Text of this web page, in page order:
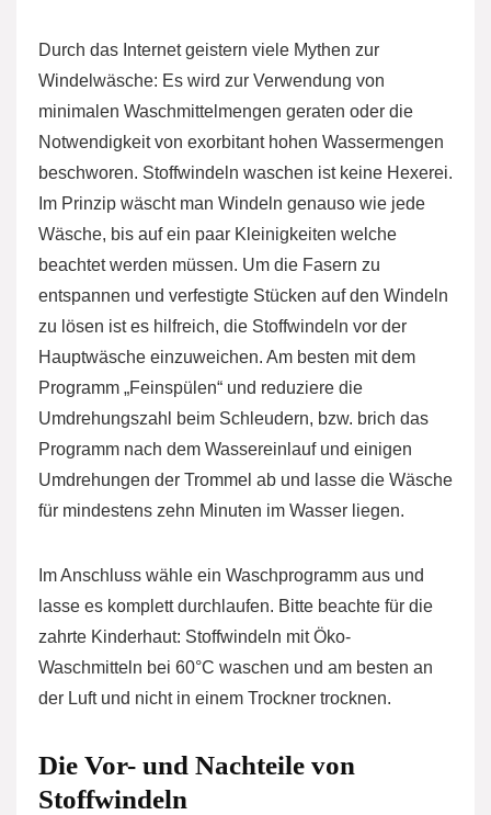
Durch das Internet geistern viele Mythen zur
Windelwäsche: Es wird zur Verwendung von
minimalen Waschmittelmengen geraten oder die
Notwendigkeit von exorbitant hohen Wassermengen
beschworen. Stoffwindeln waschen ist keine Hexerei.
Im Prinzip wäscht man Windeln genauso wie jede
Wäsche, bis auf ein paar Kleinigkeiten welche
beachtet werden müssen. Um die Fasern zu
entspannen und verfestigte Stücken auf den Windeln
zu lösen ist es hilfreich, die Stoffwindeln vor der
Hauptwäsche einzuweichen. Am besten mit dem
Programm „Feinspülen“ und reduziere die
Umdrehungszahl beim Schleudern, bzw. brich das
Programm nach dem Wassereinlauf und einigen
Umdrehungen der Trommel ab und lasse die Wäsche
für mindestens zehn Minuten im Wasser liegen.
Im Anschluss wähle ein Waschprogramm aus und
lasse es komplett durchlaufen. Bitte beachte für die
zahrte Kinderhaut: Stoffwindeln mit Öko-
Waschmitteln bei 60°C waschen und am besten an
der Luft und nicht in einem Trockner trocknen.
Die Vor- und Nachteile von
Stoffwindeln